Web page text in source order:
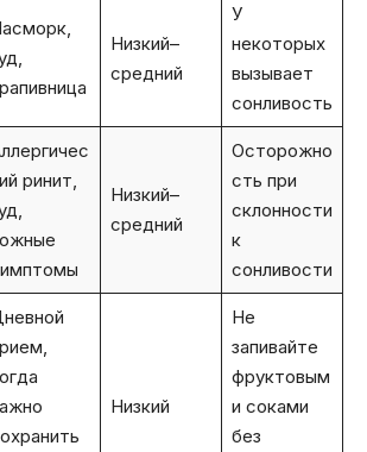
Низкий–
средний
У
некоторых
вызывает
сонливость
ринит,
Низкий–
средний
Осторожно
сть при
склонности
к
сонливости
Низкий
Не
запивайте
фруктовым
и соками
без